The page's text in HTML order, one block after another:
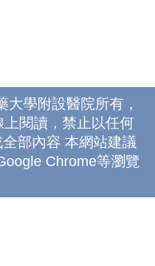
學附設醫院所有，
閱讀，禁止以任何
部內容 本網站建議
Chrome等瀏覽